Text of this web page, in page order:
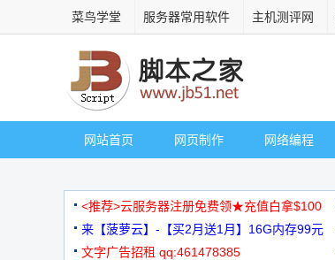
菜鸟学堂 服务器常用软件 主机测评网
网站首页 网页制作 网络编程
<推荐>云服务器注册免费领★充值白拿$100
来【菠萝云】-【买2月送1月】16G内存99元
文字广告招租 qq:461478385